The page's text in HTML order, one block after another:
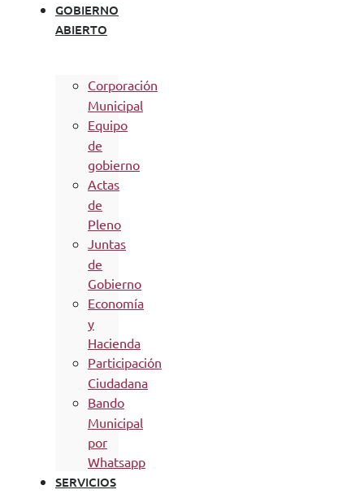
GOBIERNO
ABIERTO
Corporación
Municipal
Equipo
de
gobierno
Actas
de
Pleno
Juntas
de
Gobierno
Economía
y
Hacienda
Participación
Ciudadana
Bando
Municipal
por
Whatsapp
SERVICIOS